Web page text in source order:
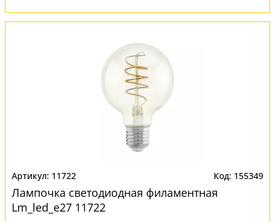
11722 155349
Лампочка светодиодная филаментная
Lm_led_e27 11722